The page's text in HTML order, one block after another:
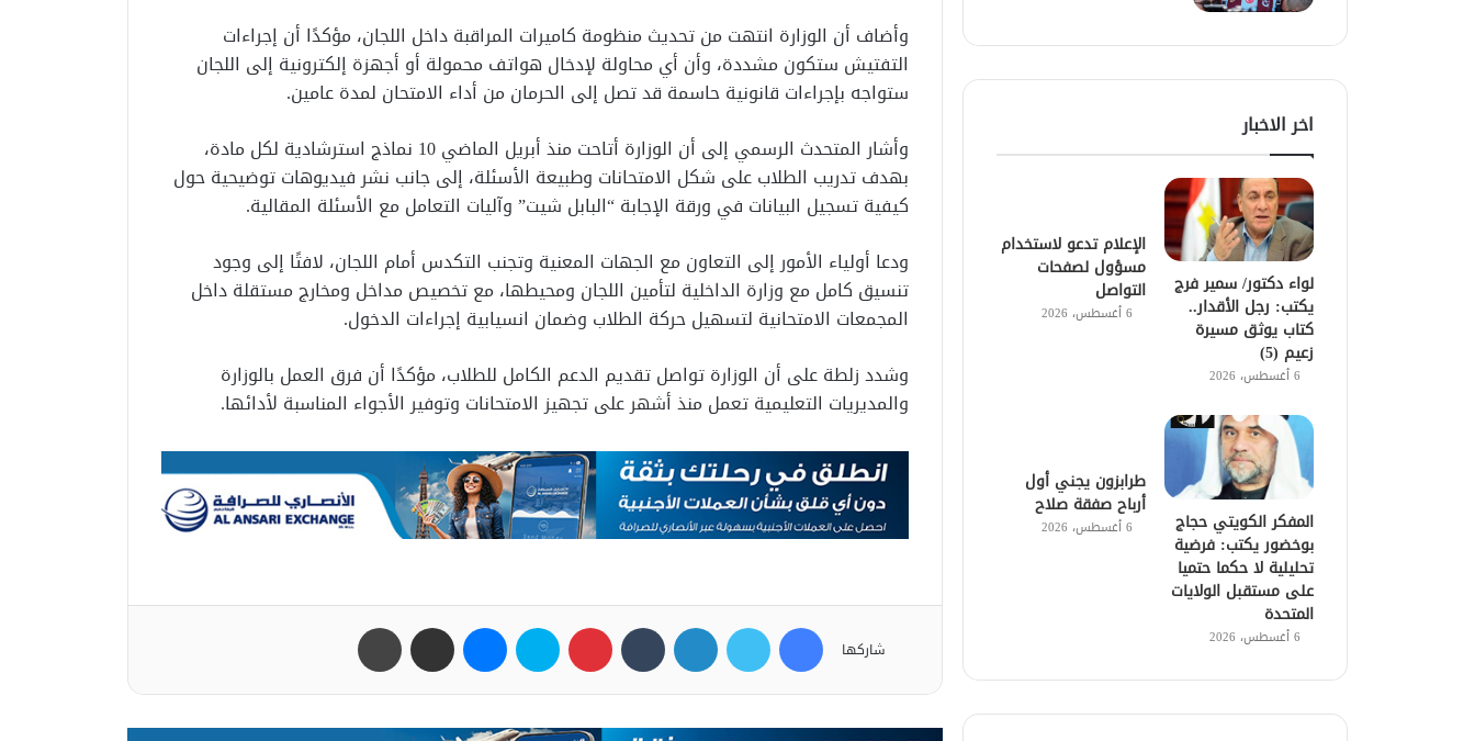
وأضاف أن الوزارة انتهت من تحديث منظومة كاميرات المراقبة داخل اللجان، مؤكدًا أن إجراءات
التفتيش ستكون مشددة، وأن أي محاولة لإدخال هواتف محمولة أو أجهزة إلكترونية إلى اللجان
ستواجه بإجراءات قانونية حاسمة قد تصل إلى الحرمان من أداء الامتحان لمدة عامين.
وأشار المتحدث الرسمي إلى أن الوزارة أتاحت منذ أبريل الماضي 10 نماذج استرشادية لكل مادة،
بهدف تدريب الطلاب على شكل الامتحانات وطبيعة الأسئلة، إلى جانب نشر فيديوهات توضيحية حول
كيفية تسجيل البيانات في ورقة الإجابة “البابل شيت” وآليات التعامل مع الأسئلة المقالية.
ودعا أولياء الأمور إلى التعاون مع الجهات المعنية وتجنب التكدس أمام اللجان، لافتًا إلى وجود
تنسيق كامل مع وزارة الداخلية لتأمين اللجان ومحيطها، مع تخصيص مداخل ومخارج مستقلة داخل
المجمعات الامتحانية لتسهيل حركة الطلاب وضمان انسيابية إجراءات الدخول.
وشدد زلطة على أن الوزارة تواصل تقديم الدعم الكامل للطلاب، مؤكدًا أن فرق العمل بالوزارة
والمديريات التعليمية تعمل منذ أشهر على تجهيز الامتحانات وتوفير الأجواء المناسبة لأدائها.
شاركها
فيسبوك تويتر لينكدإن بينتيريست سكايب ماسنجر مشاركة عبر البريد
اخر الاخبار
لواء دكتور/ سمير فرج
يكتب: رجل الأقدار..
كتاب يوثق مسيرة
زعيم (5)
6 أغسطس، 2026
الإعلام تدعو لاستخدام
مسؤول لصفحات
التواصل
6 أغسطس، 2026
المفكر الكويتي حجاج
بوخضور يكتب: فرضية
تحليلية لا حكما حتميا
على مستقبل الولايات
المتحدة
6 أغسطس، 2026
طرابزون يجني أول
أرباح صفقة صلاح
6 أغسطس، 2026